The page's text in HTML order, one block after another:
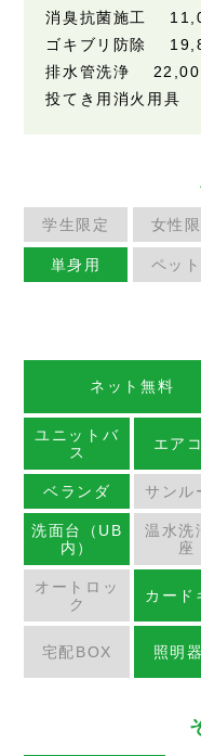
消臭抗菌施工
ゴキブリ防除
排水管洗浄
投てき用消火用具
学生限定 女性
単身用 ペッ
ネット無料
ユニットバ
ス
エア
ベランダ サンル
洗面台（UB
内）
温水洗
座
オートロッ
ク
カード
宅配BOX 照明